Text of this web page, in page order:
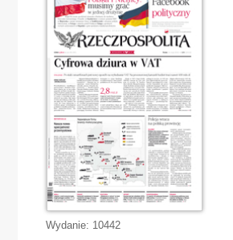
Wydanie: 10442